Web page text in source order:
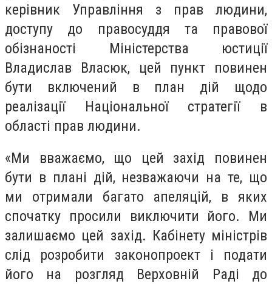
керівник Управління з прав людини,
доступу до правосуддя та правової
обізнаності Міністерства юстиції
Владислав Власюк, цей пункт повинен
бути включений в план дій щодо
реалізації Національної стратегії в
області прав людини.
«Ми вважаємо, що цей захід повинен
бути в плані дій, незважаючи на те, що
ми отримали багато апеляцій, в яких
спочатку просили виключити його. Ми
залишаємо цей захід. Кабінету міністрів
слід розробити законопроект і подати
його на розгляд Верховній Раді до